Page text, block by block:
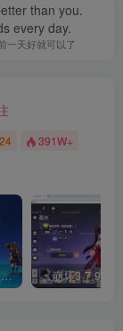
than you.
every day.
一天好就可以了
391W+
[一键安装] 【转载】原神3.4真端服务端+源码+配套客户端+详尽说明+GM工具+源码说明文件